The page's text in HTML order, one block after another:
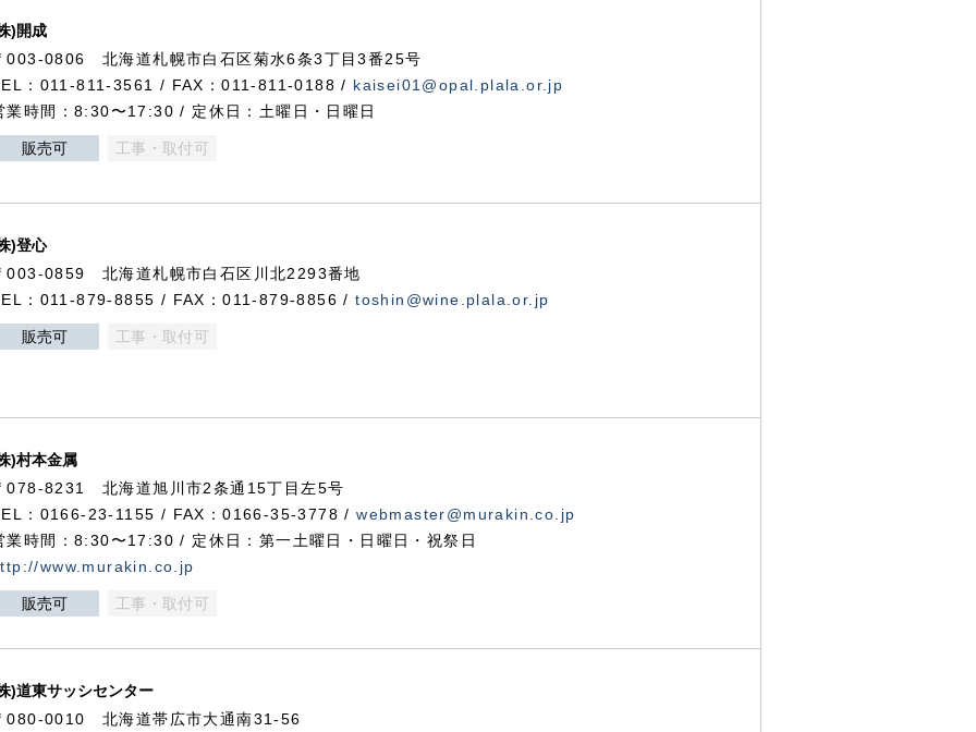
)開成
003-0806 北海道札幌市白石区菊水6条3丁目3番25号
：011-811-3561 / FAX：011-811-0188 / kaisei01@opal.plala.or.jp
業時間：8:30〜17:30 / 定休日：土曜日・日曜日
販売可 工事・取付可
)登心
003-0859 北海道札幌市白石区川北2293番地
：011-879-8855 / FAX：011-879-8856 /toshin@wine.plala.or.jp
販売可 工事・取付可
)村本金属
078-8231 北海道旭川市2条通15丁目左5号
：0166-23-1155 / FAX：0166-35-3778 /webmaster@murakin.co.jp
業時間：8:30〜17:30 / 定休日：第一土曜日・日曜日・祝祭日
www.murakin.co.jp
販売可 工事・取付可
)道東サッシセンター
080-0010 北海道帯広市大通南31-56